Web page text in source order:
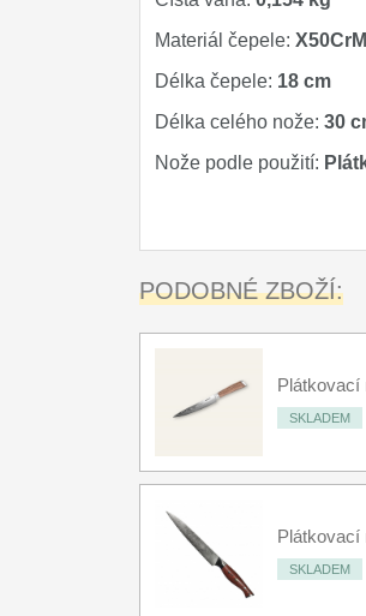
Ostření nožů
Nože SEBURO
Nože Tojiro
Doprodej 11
Značky
Materiál čepele:
Délka čepele: 18 cm
Délka celého nože: 30
Nože podle použití:
PODOBNÉ ZBOŽÍ:
Plátkovací
SKLADEM
Plátkovací
SKLADEM